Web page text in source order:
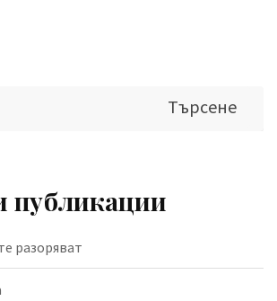
Търсене
публикации
разоряват